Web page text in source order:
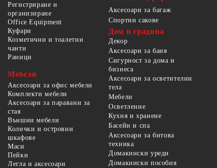
Регистриране и
организиране
Office Equipment
Аксесоари за багаж
Спортни сакове
Куфари
Козметични и тоалетни
чанти
Раници
Мебели
Аксесоари за офис мебели
Комплекти мебели
Аксесоари за паравани за
стая
Външни мебели
Колички и островни
шкафове
Маси
Пейки
Легла и аксесоари
Дом и градина
Декор
Аксесоари за баня
Сигурност за дома и
бизнеса
Аксесоари за осветителни
тела
Мебели
Осветление
Кухня и хранене
Басейн и спа
Аксесоари за битова
техника
Домакински уреди
Домакински пособия